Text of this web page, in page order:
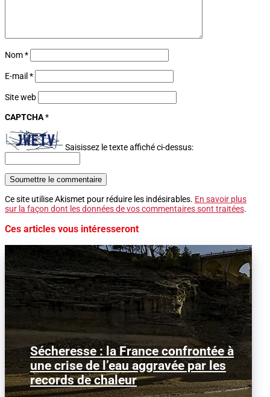
Nom*
E-mail *
Site web
CAPTCHA*
Saisissez le texte affiché ci-dessus:
Soumettre le commentaire
Ce site utilise Akismet pour réduire les indésirables. En savoir plus
sur la façon dont les données de vos commentaires sont traitées.
Ces articles vous intéresseront
Sécheresse : la France confrontée à
une crise de l’eau aggravée par les
records de chaleur
Image d'illustration : Le Tage à sec dans
la région de Guadalajara, en Espagne.
La France traverse...